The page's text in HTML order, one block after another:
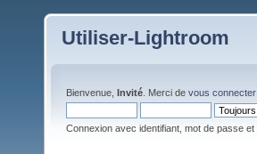
Utiliser-Lightroom
Bienvenue, Invité . Merci de vous connecter
Connexion avec identifiant, mot de passe